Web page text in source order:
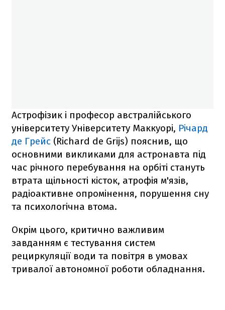
Астрофізик і професор австралійського
університету Університету Маккуорі, Річард
де Грейс (Richard de Grijs) пояснив, що
основними викликами для астронавта під
час річного перебування на орбіті стануть
втрата щільності кісток, атрофія м'язів,
радіоактивне опромінення, порушення сну
та психологічна втома.
Окрім цього, критично важливим
завданням є тестування систем
рециркуляції води та повітря в умовах
тривалої автономної роботи обладнання.